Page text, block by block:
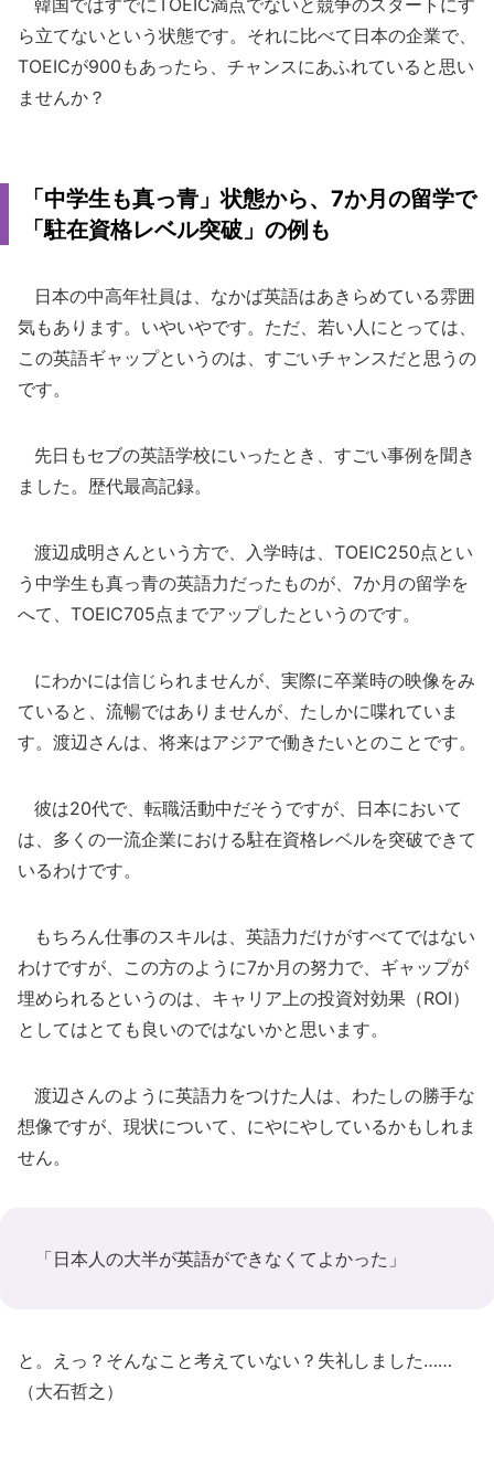
韓国ではすでにTOEIC満点でないと競争のスタートにす
ら立てないという状態です。それに比べて日本の企業で、
TOEICが900もあったら、チャンスにあふれていると思い
ませんか？
「中学生も真っ青」状態から、7か月の留学で
「駐在資格レベル突破」の例も
日本の中高年社員は、なかば英語はあきらめている雰囲
気もあります。いやいやです。ただ、若い人にとっては、
この英語ギャップというのは、すごいチャンスだと思うの
です。
先日もセブの英語学校にいったとき、すごい事例を聞き
ました。歴代最高記録。
渡辺成明さんという方で、入学時は、TOEIC250点とい
う中学生も真っ青の英語力だったものが、7か月の留学を
へて、TOEIC705点までアップしたというのです。
にわかには信じられませんが、実際に卒業時の映像をみ
ていると、流暢ではありませんが、たしかに喋れていま
す。渡辺さんは、将来はアジアで働きたいとのことです。
彼は20代で、転職活動中だそうですが、日本において
は、多くの一流企業における駐在資格レベルを突破できて
いるわけです。
もちろん仕事のスキルは、英語力だけがすべてではない
わけですが、この方のように7か月の努力で、ギャップが
埋められるというのは、キャリア上の投資対効果（ROI）
としてはとても良いのではないかと思います。
渡辺さんのように英語力をつけた人は、わたしの勝手な
想像ですが、現状について、にやにやしているかもしれま
せん。
「日本人の大半が英語ができなくてよかった」
と。えっ？そんなこと考えていない？失礼しました……
（大石哲之）